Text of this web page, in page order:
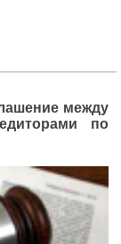
между
по